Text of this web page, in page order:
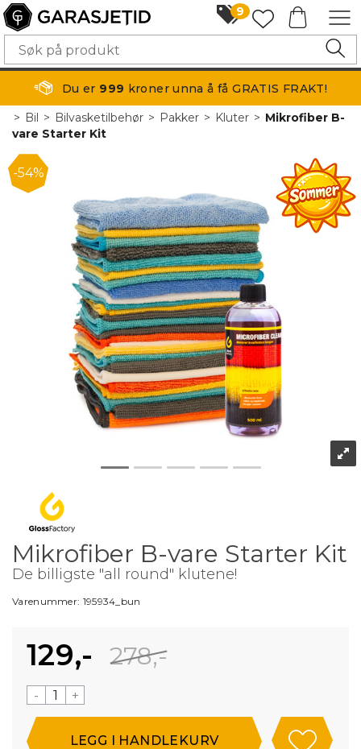
9
Du er 999 kroner unna å få GRATIS FRAKT!
> Bil> Bilvasketilbehør> Pakker> Kluter>Mikrofiber B-
vare Starter Kit
54%
Mikrofiber B-vare Starter Kit
De billigste "all round" klutene!
Varenummer: 195934_bun
129,- 278,-
- +